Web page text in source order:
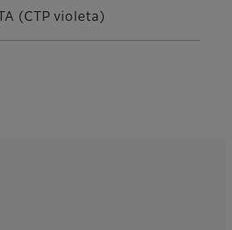
(CTP violeta)